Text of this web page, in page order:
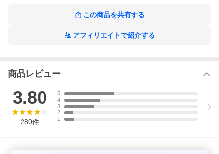
・住所 ・名称 ・駅名／IC ・周辺施設 ・電話番号 ・目的
【検索事項】（2026年版）
駅名・IC検索：18,814件 ※空港（246）、駅（15,801）、IC（2,
767）
るるぶDATA検索：57,724件 ※観光（43,880）、宿泊（12,06
6）、温泉（1,778）
るるぶDATA検索（画像付）：44,761件 ※観光（37,173）、宿泊
（6,031）、温泉（1,557）
オービスデータ：1,017件
この商品を共有する
アフィリエイトで紹介する
商品レビュー
3.80
280件
5
4
3
2
1